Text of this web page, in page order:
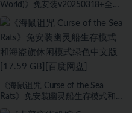
World)》免安装v20250318+全
盘]
《海鼠诅咒 Curse of the Sea
Rats》免安装幽灵船生存模式和